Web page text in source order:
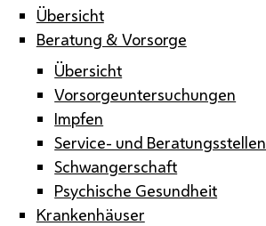
Übersicht
Beratung & Vorsorge
Übersicht
Vorsorgeuntersuchungen
Impfen
Service- und Beratungsstellen
Schwangerschaft
Psychische Gesundheit
Krankenhäuser